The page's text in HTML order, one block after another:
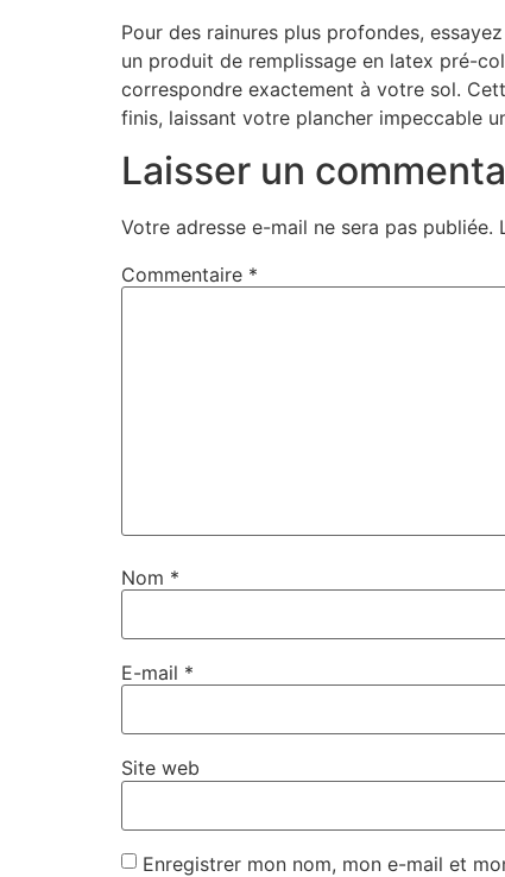
Pour des rainures plus profondes,
un produit de remplissage en latex pré-
correspondre exactement à votre sol.
finis, laissant votre plancher impeccable
Laisser un
Votre adresse e-mail ne sera pas publiée.
Commentaire *
Nom *
E-mail *
Site web
Enregistrer mon nom, mon e-mail et